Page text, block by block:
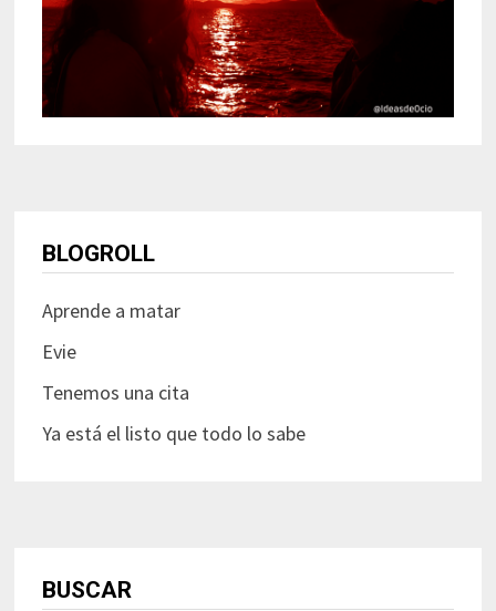
BLOGROLL
Aprende a matar
Evie
Tenemos una cita
Ya está el listo que todo lo sabe
BUSCAR